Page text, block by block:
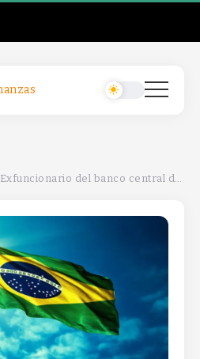
Exfuncionario del banco central de Brasil lanza stablecoin respaldada por reales que genera rendimiento.